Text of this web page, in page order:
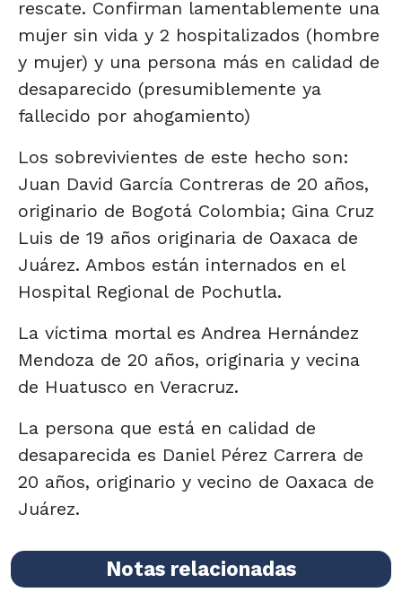
rescate. Confirman lamentablemente una
mujer sin vida y 2 hospitalizados (hombre
y mujer) y una persona más en calidad de
desaparecido (presumiblemente ya
fallecido por ahogamiento)
Los sobrevivientes de este hecho son:
Juan David García Contreras de 20 años,
originario de Bogotá Colombia; Gina Cruz
Luis de 19 años originaria de Oaxaca de
Juárez. Ambos están internados en el
Hospital Regional de Pochutla.
La víctima mortal es Andrea Hernández
Mendoza de 20 años, originaria y vecina
de Huatusco en Veracruz.
La persona que está en calidad de
desaparecida es Daniel Pérez Carrera de
20 años, originario y vecino de Oaxaca de
Juárez.
Notas relacionadas